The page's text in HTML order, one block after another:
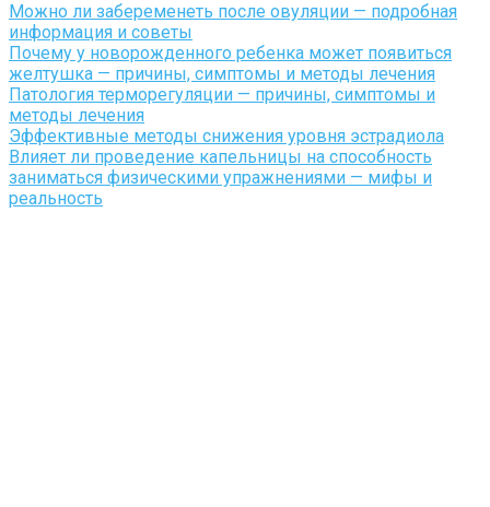
Можно ли забеременеть после овуляции — подробная
информация и советы
Почему у новорожденного ребенка может появиться
желтушка — причины, симптомы и методы лечения
Патология терморегуляции — причины, симптомы и
методы лечения
Эффективные методы снижения уровня эстрадиола
Влияет ли проведение капельницы на способность
заниматься физическими упражнениями — мифы и
реальность